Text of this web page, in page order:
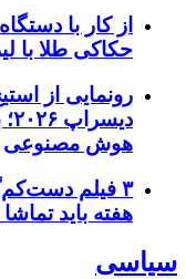
از کار با
حکاکی طلا با
هوش مصنوعی
۳ فیلم
هفته باید تماشا
سیاسی